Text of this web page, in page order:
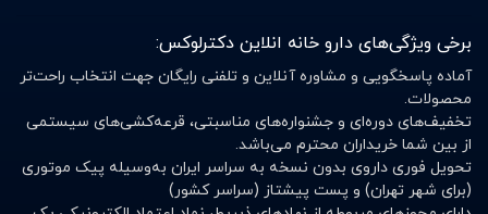
پایه برای بیماری های کبد و کمک درمان برای بیماری کبد
چرب است. این محصول همچنین موجب درمان اگزما، یبوست،
هموروئید و واریس می گردد و حاوی عصاره توت فرنگی و برگ
و سر شاخه های درخت مو می باشد. قرص جویدنی هپاهوتیل
باریج اسانس در درمان اختلالات کبد مانند هپاتیت به ویژه
هپاتیت مزمن B و فیبروز کبدی بسیار موثر است.
برخی ویژگی‌های دارو خانه انلاین دکترلوکس:
آماده پاسخگویی و مشاوره آنلاین و تلفنی رایگان جهت انتخاب راحت‌تر
محصولات.
تخفیف‌های دوره‌ای و جشنواره‌های مناسبتی، قرعه‌کشی‌های سیستمی
از بین شما خریداران محترم می‌باشد.
تحویل فوری داروی بدون نسخه به سراسر ایران به‌وسیله پیک موتوری
(برای شهر تهران) و پست پیشتاز (سراسر کشور)